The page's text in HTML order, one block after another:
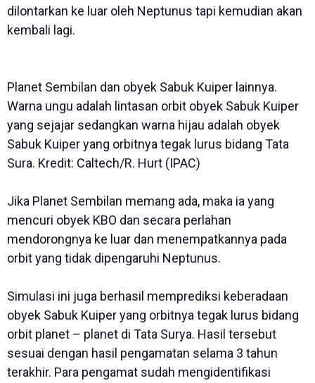
dilontarkan ke luar oleh Neptunus tapi kemudian akan
kembali lagi.
Planet Sembilan dan obyek Sabuk Kuiper lainnya.
Warna ungu adalah lintasan orbit obyek Sabuk Kuiper
yang sejajar sedangkan warna hijau adalah obyek
Sabuk Kuiper yang orbitnya tegak lurus bidang Tata
Sura. Kredit: Caltech/R. Hurt (IPAC)
Jika Planet Sembilan memang ada, maka ia yang
mencuri obyek KBO dan secara perlahan
mendorongnya ke luar dan menempatkannya pada
orbit yang tidak dipengaruhi Neptunus.
Simulasi ini juga berhasil memprediksi keberadaan
obyek Sabuk Kuiper yang orbitnya tegak lurus bidang
orbit planet – planet di Tata Surya. Hasil tersebut
sesuai dengan hasil pengamatan selama 3 tahun
terakhir. Para pengamat sudah mengidentifikasi